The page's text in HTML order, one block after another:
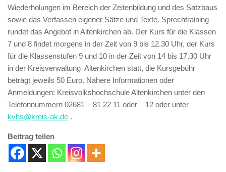
Wiederholungen im Bereich der Zeitenbildung und des Satzbaus
sowie das Verfassen eigener Sätze und Texte. Sprechtraining
rundet das Angebot in Altenkirchen ab. Der Kurs für die Klassen
7 und 8 findet morgens in der Zeit von 9 bis 12.30 Uhr, der Kurs
für die Klassenstufen 9 und 10 in der Zeit von 14 bis 17.30 Uhr
in der Kreisverwaltung Altenkirchen statt, die Kursgebühr
beträgt jeweils 50 Euro. Nähere Informationen oder
Anmeldungen: Kreisvolkshochschule Altenkirchen unter den
Telefonnummern 02681 – 81 22 11 oder – 12 oder unter
kvhs@kreis-ak.de .
Beitrag teilen